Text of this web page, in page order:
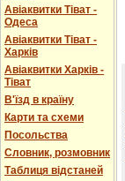
Авіаквитки Тіват -
Одеса
Авіаквитки Тіват -
Харків
Авіаквитки Харків -
Тіват
В'їзд в країну
Карти та схеми
Посольства
Словник, розмовник
Таблиця відстаней